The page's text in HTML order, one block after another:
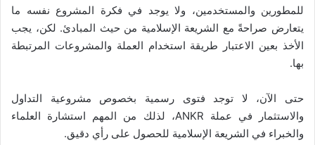
للمطورين والمستخدمين، ولا يوجد في فكرة المشروع نفسه ما
يتعارض صراحةً مع الشريعة الإسلامية من حيث المبادئ. لكن، يجب
الأخذ بعين الاعتبار طريقة استخدام العملة والمشروعات المرتبطة
بها.
حتى الآن، لا توجد فتوى رسمية بخصوص مشروعية التداول
والاستثمار في عملة ANKR، لذلك من المهم استشارة العلماء
والخبراء في الشريعة الإسلامية للحصول على رأي دقيق.